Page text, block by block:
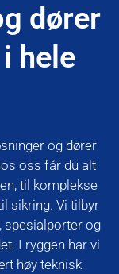
dører
hele
og dører
oss får du alt
til komplekse
sikring. Vi tilbyr
spesialporter og
I ryggen har vi
høy teknisk